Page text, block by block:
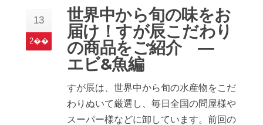
13
2��
世界中から旬の味をお
届け！すが辰こだわり
の商品をご紹介 ―
エビ&魚編
すが辰は、世界中から旬の水産物をこだ
わりぬいて厳選し、毎日全国の問屋様や
スーパー様などに卸しています。前回の